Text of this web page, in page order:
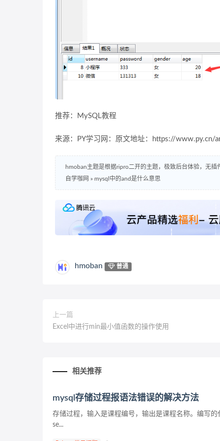
推荐：MySQL教程
来源：PY学习网：原文地址：https://www.py.cn/
hmoban主题是根据ripro二开的主题，极致后台体验，无插
自学咖网 » mysql中的and是什么意思
hmoban 普通
上一篇
Excel中进行min最小值函数的操作使用
相关推荐
mysql存储过程报语法错误的解决方法
存储过程，输入是课程编号，输出是课程名称。编写
se...